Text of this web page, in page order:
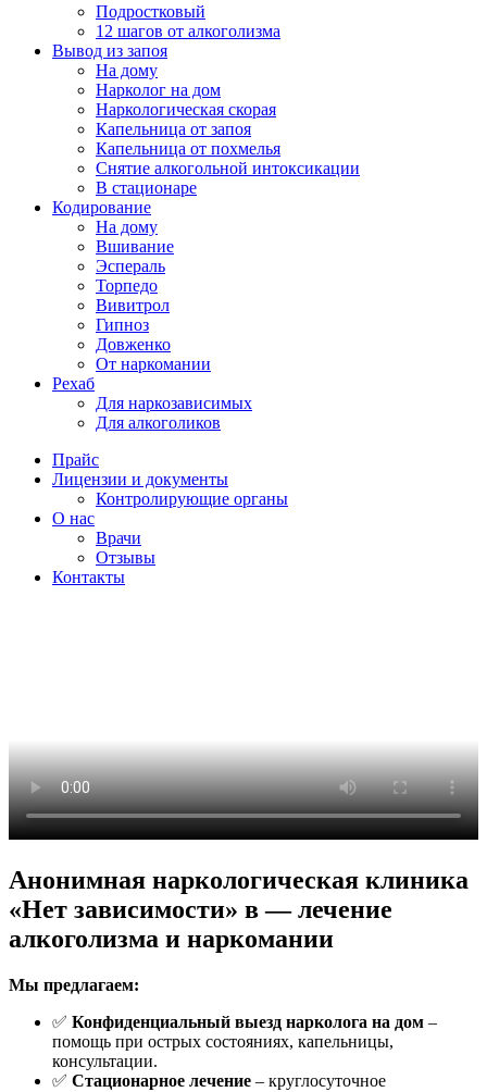
Подростковый
12 шагов от алкоголизма
Вывод из запоя
На дому
Нарколог на дом
Наркологическая скорая
Капельница от запоя
Капельница от похмелья
Снятие алкогольной интоксикации
В стационаре
Кодирование
На дому
Вшивание
Эспераль
Торпедо
Вивитрол
Гипноз
Довженко
От наркомании
Рехаб
Для наркозависимых
Для алкоголиков
Прайс
Лицензии и документы
Контролирующие органы
О нас
Врачи
Отзывы
Контакты
Анонимная наркологическая клиника
«Нет зависимости» в — лечение
алкоголизма и наркомании
Мы предлагаем:
✅ Конфиденциальный выезд нарколога на дом –
помощь при острых состояниях, капельницы,
консультации.
✅ Стационарное лечение – круглосуточное